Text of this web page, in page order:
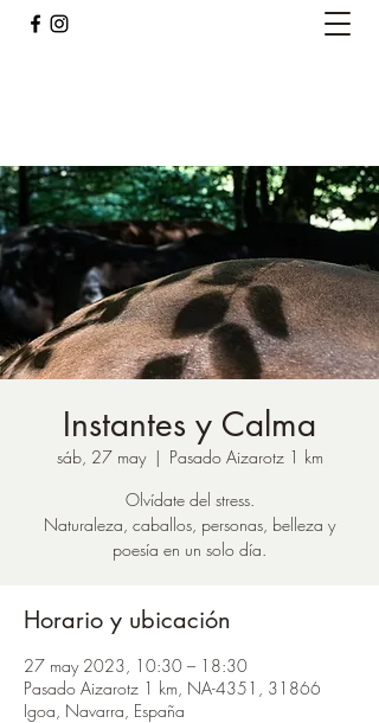
Instantes y Calma
sáb, 27 may
  |
Pasado Aizarotz 1 km
Olvídate del stress.
Naturaleza, caballos, personas, belleza y
poesía en un solo día.
Horario y ubicación
27 may 2023, 10:30 – 18:30
Pasado Aizarotz 1 km, NA-4351, 31866
Igoa, Navarra, España